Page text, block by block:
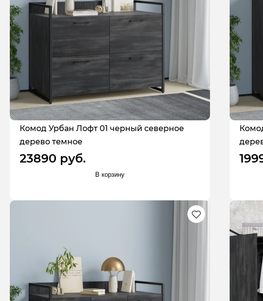
Комод Урбан Лофт 01 черный северное
дерево темное
23890 руб.
В корзину